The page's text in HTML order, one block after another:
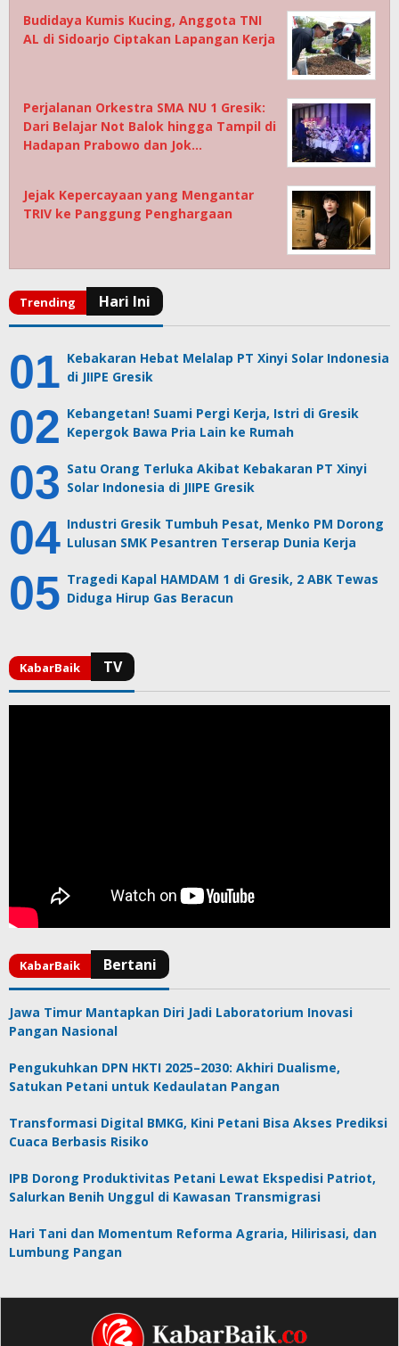
Budidaya Kumis Kucing, Anggota TNI
AL di Sidoarjo Ciptakan Lapangan Kerja
Perjalanan Orkestra SMA NU 1 Gresik:
Dari Belajar Not Balok hingga Tampil di
Hadapan Prabowo dan Jok…
Jejak Kepercayaan yang Mengantar
TRIV ke Panggung Penghargaan
Kebakaran Hebat Melalap PT Xinyi Solar Indonesia
di JIIPE Gresik
Kebangetan! Suami Pergi Kerja, Istri di Gresik
Kepergok Bawa Pria Lain ke Rumah
Satu Orang Terluka Akibat Kebakaran PT Xinyi
Solar Indonesia di JIIPE Gresik
Industri Gresik Tumbuh Pesat, Menko PM Dorong
Lulusan SMK Pesantren Terserap Dunia Kerja
Tragedi Kapal HAMDAM 1 di Gresik, 2 ABK Tewas
Diduga Hirup Gas Beracun
Jawa Timur Mantapkan Diri Jadi Laboratorium Inovasi
Pangan Nasional
Pengukuhkan DPN HKTI 2025–2030: Akhiri Dualisme,
Satukan Petani untuk Kedaulatan Pangan
Transformasi Digital BMKG, Kini Petani Bisa Akses Prediksi
Cuaca Berbasis Risiko
IPB Dorong Produktivitas Petani Lewat Ekspedisi Patriot,
Salurkan Benih Unggul di Kawasan Transmigrasi
Hari Tani dan Momentum Reforma Agraria, Hilirisasi, dan
Lumbung Pangan